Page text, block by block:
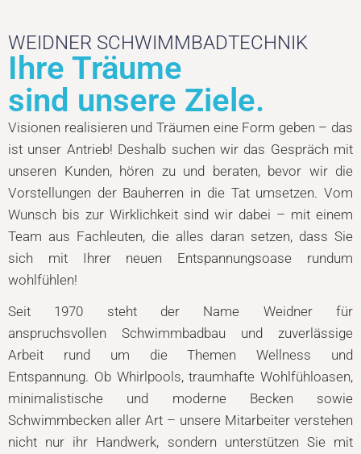
WEIDNER SCHWIMMBADTECHNIK
Ihre Träume
sind unsere Ziele.
Visionen realisieren und Träumen eine Form geben – das
ist unser Antrieb! Deshalb suchen wir das Gespräch mit
unseren Kunden, hören zu und beraten, bevor wir die
Vorstellungen der Bauherren in die Tat umsetzen. Vom
Wunsch bis zur Wirklichkeit sind wir dabei – mit einem
Team aus Fachleuten, die alles daran setzen, dass Sie
sich mit Ihrer neuen Entspannungsoase rundum
wohlfühlen!
Seit 1970 steht der Name Weidner für
anspruchsvollen Schwimmbadbau und zuverlässige
Arbeit rund um die Themen Wellness und
Entspannung. Ob Whirlpools, traumhafte Wohlfühloasen,
minimalistische und moderne Becken sowie
Schwimmbecken aller Art – unsere Mitarbeiter verstehen
nicht nur ihr Handwerk, sondern unterstützen Sie mit